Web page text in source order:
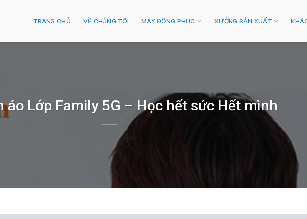
TRANG CHỦ VỀ CHÚNG TÔI MAY ĐỒNG PHỤC XƯỞNG SẢN XUẤT
áo Lớp Family 5G – Học hết sức Hết mình